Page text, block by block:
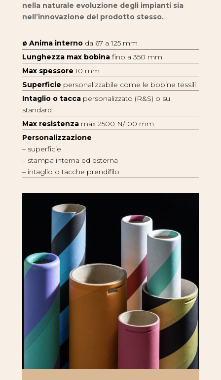
nella naturale evoluzione degli impianti sia
nell’innovazione del prodotto stesso.
ø Anima internoda 67 a 125 mm
Lunghezza max bobinafino a 350 mm
Max spessore 10 mm
Superficie personalizzabile come le bobine tessili
Intaglio o taccapersonalizzato (R&S) o su
standard
Max resistenza max 2500 N/100 mm
Personalizzazione
– superficie
– stampa interna ed esterna
– intaglio o tacche prendifilo